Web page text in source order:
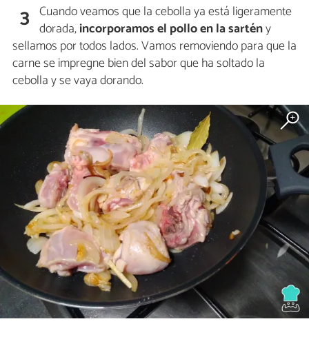
3 Cuando veamos que la cebolla ya está ligeramente
dorada,incorporamos el pollo en la sartény
sellamos por todos lados. Vamos removiendo para que la
carne se impregne bien del sabor que ha soltado la
cebolla y se vaya dorando.